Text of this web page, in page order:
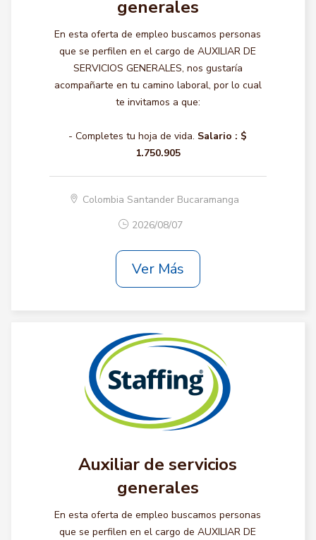
generales
En esta oferta de empleo buscamos personas
que se perfilen en el cargo de AUXILIAR DE
SERVICIOS GENERALES, nos gustaría
acompañarte en tu camino laboral, por lo cual
te invitamos a que:
- Completes tu hoja de vida. Salario : $
1.750.905
Colombia Santander Bucaramanga
2026/08/07
Ver Más
Auxiliar de servicios
generales
En esta oferta de empleo buscamos personas
que se perfilen en el cargo de AUXILIAR DE